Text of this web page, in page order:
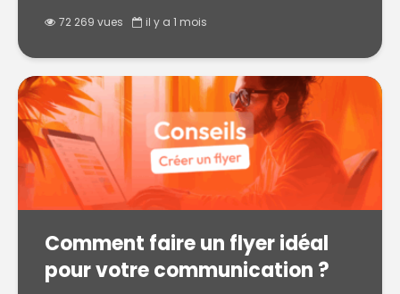
72 269 vues il y a 1 mois
Comment faire un flyer idéal
pour votre communication ?